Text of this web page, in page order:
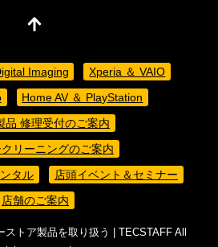
Imaging
Xperia ＆ VAIO
Home AV ＆ PlayStation
品 修理受付のご案内
リーニングのご案内
タル
店頭イベント＆セミナー
店舗のご案内
ストア製品を取り扱う | TECSTAFF All